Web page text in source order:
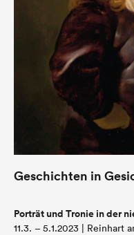
Geschichten in
Porträt und Tronie in der
11.3. – 5.1.2023 | Reinhart